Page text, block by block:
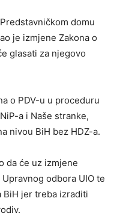
domu
je izmjene Zakona o
glasati za njegovo
o PDV-u u proceduru
a i Naše stranke,
nivou BiH bez HDZ-a.
da će uz izmjene
odbora UIO te
BiH jer treba izraditi